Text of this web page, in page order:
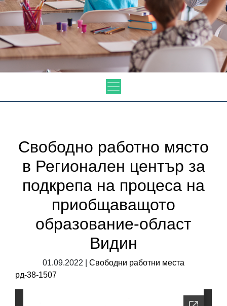
Свободно работно място
в Регионален център за
подкрепа на процеса на
приобщаващото
образование-област
Видин
01.09.2022 | Свободни работни места
рд-38-1507